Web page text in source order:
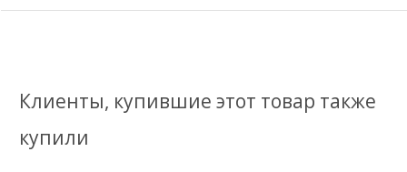
Клиенты, купившие этот товар также
купили